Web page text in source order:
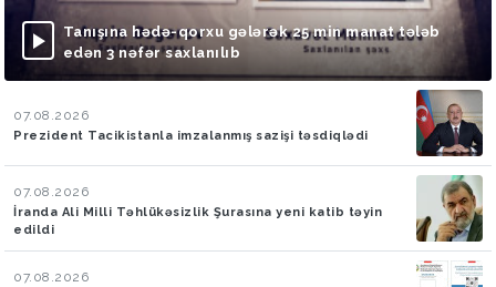
Tanışına hədə-qorxu gələrək 25 min manat tələb
edən 3 nəfər saxlanılıb
07.08.2026
Prezident Tacikistanla imzalanmış sazişi təsdiqlədi
07.08.2026
İranda Ali Milli Təhlükəsizlik Şurasına yeni katib təyin
edildi
07.08.2026